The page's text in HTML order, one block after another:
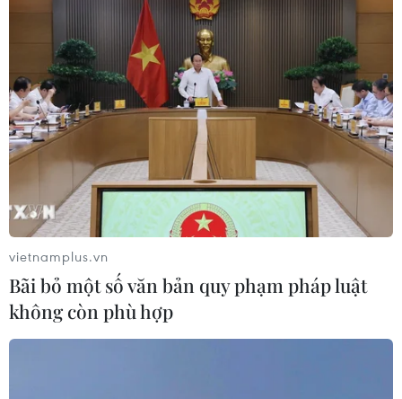
Thời tiết ngày 6/8: Bão số 3 đã di
chuyển ra ngoài Biển Đông
05/08/2026 23:15
Chủ động ứng phó với biến đổi khí
hậu trong thời kỳ mới
Gần 40 điểm bị sạt lở đất do mưa lớn
vietnamplus.vn
Bãi bỏ một số văn bản quy phạm pháp luật
không còn phù hợp